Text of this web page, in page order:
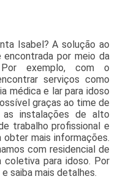
Isabel? A solução ao
por meio da
Por exemplo, com o
serviços como
médica e lar para idoso
graças ao time de
as instalações de alto
trabalho profissional e
mais informações.
com residencial de
coletiva para idoso. Por
saiba mais detalhes.